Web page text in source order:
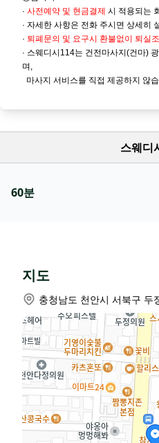
· 사전예약 및 현금결제 시 적용되는
· 자세한 사항은 전화 주시면 상세히
· 퇴폐문의 및 요구시 환불없이 퇴실조
· 스웨디시114는 건전마사지(건마)
며,
마사지 서비스를 직접 제공하지 않
스웨디
60분
지도
충청남도 천안시 서북구 두